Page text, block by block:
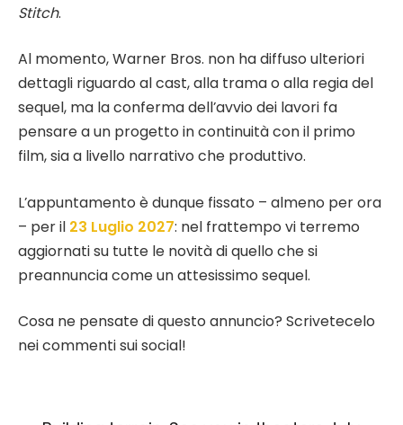
Stitch.
Al momento, Warner Bros. non ha diffuso ulteriori
dettagli riguardo al cast, alla trama o alla regia del
sequel, ma la conferma dell’avvio dei lavori fa
pensare a un progetto in continuità con il primo
film, sia a livello narrativo che produttivo.
L’appuntamento è dunque fissato – almeno per ora
– per il 23 Luglio 2027: nel frattempo vi terremo
aggiornati su tutte le novità di quello che si
preannuncia come un attesissimo sequel.
Cosa ne pensate di questo annuncio? Scrivetecelo
nei commenti sui social!